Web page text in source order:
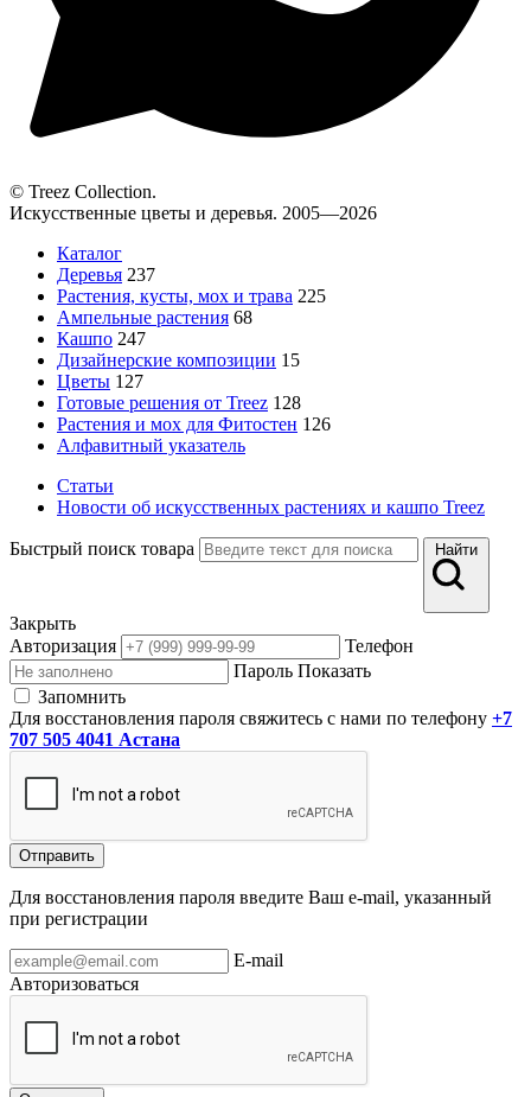
© Treez Collection.
Искусственные цветы и деревья. 2005—2026
Каталог
Деревья 237
Растения, кусты, мох и трава 225
Ампельные растения 68
Кашпо 247
Дизайнерские композиции 15
Цветы 127
Готовые решения от Treez 128
Растения и мох для Фитостен 126
Алфавитный указатель
Статьи
Новости об искусственных растениях и кашпо Treez
Быстрый поиск товара Найти
Закрыть
Авторизация
Телефон
Пароль Показать
Запомнить
Для восстановления пароля свяжитесь с нами по телефону +7
707 505 4041 Астана
Отправить
Для восстановления пароля введите Ваш e-mail, указанный
при регистрации
E-mail
Авторизоваться